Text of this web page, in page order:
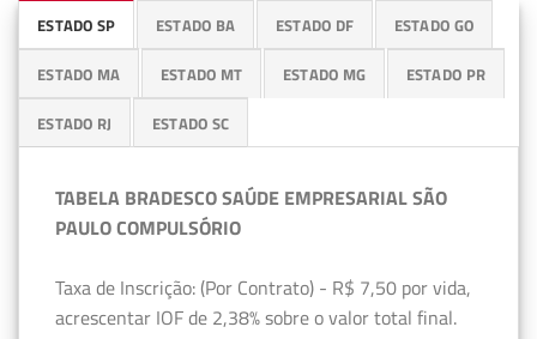
ESTADO SP ESTADO BA ESTADO DF ESTADO GO
ESTADO MA ESTADO MT ESTADO MG ESTADO PR
ESTADO RJ ESTADO SC
TABELA BRADESCO SAÚDE EMPRESARIAL SÃO
PAULO COMPULSÓRIO
Taxa de Inscrição: (Por Contrato) - R$ 7,50 por vida,
acrescentar IOF de 2,38% sobre o valor total final.